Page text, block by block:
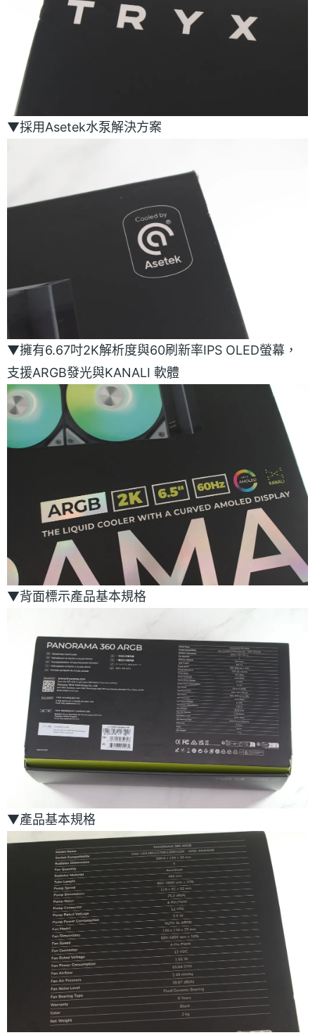
▼採用Asetek水泵解決方案
▼擁有6.67吋2K解析度與60刷新率IPS OLED螢幕，
支援ARGB發光與KANALI 軟體
▼背面標示產品基本規格
▼產品基本規格